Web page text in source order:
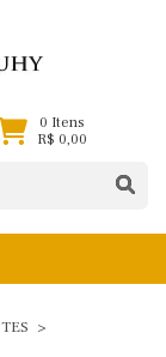
0 Itens
R$ 0,00